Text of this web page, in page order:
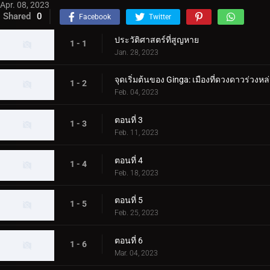
Apr. 08, 2023
Shared 0 Facebook Twitter
1 - 1 ประวัติศาสตร์ที่สูญหาย
Jan. 28, 2023
1 - 2 จุดเริ่มต้นของ Ginga: เมืองที่ดวงดาวร่วงห
Feb. 04, 2023
1 - 3 ตอนที่ 3
Feb. 11, 2023
1 - 4 ตอนที่ 4
Feb. 18, 2023
1 - 5 ตอนที่ 5
Feb. 25, 2023
1 - 6 ตอนที่ 6
Mar. 04, 2023